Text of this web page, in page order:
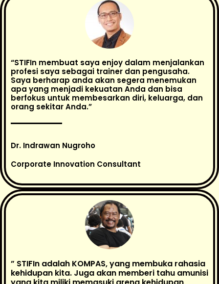
“STIFIn membuat saya enjoy dalam menjalankan
profesi saya sebagai trainer dan pengusaha.
Saya berharap anda akan segera menemukan
apa yang menjadi kekuatan Anda dan bisa
berfokus untuk membesarkan diri, keluarga, dan
orang sekitar Anda.”
Dr. Indrawan Nugroho
Corporate Innovation Consultant
” STIFIn adalah KOMPAS, yang membuka rahasia
kehidupan kita. Juga akan memberi tahu amunisi